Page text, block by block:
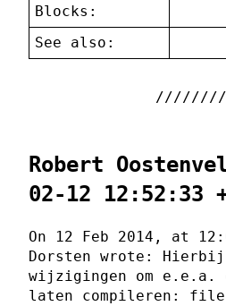
Blocks:
See also:
Robert
02-12 12:52:33
On 12 Feb 2014, at
Dorsten wrote:
wijzigingen om e.e.a.
laten compileren: